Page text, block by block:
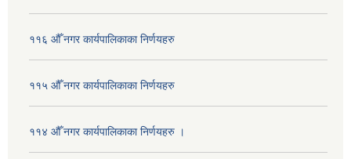
११६ औँ नगर कार्यपालिकाका निर्णयहरु
११५ औँ नगर कार्यपालिकाका निर्णयहरु
११४ औँ नगर कार्यपालिकाका निर्णयहरु ।